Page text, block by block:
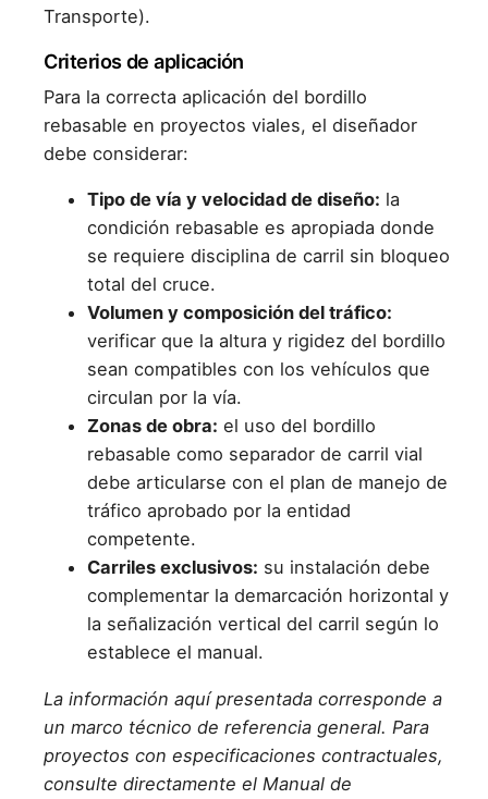
Transporte).
Criterios de aplicación
Para la correcta aplicación del bordillo
rebasable en proyectos viales, el diseñador
debe considerar:
Tipo de vía y velocidad de diseño: la
condición rebasable es apropiada donde
se requiere disciplina de carril sin bloqueo
total del cruce.
Volumen y composición del tráfico:
verificar que la altura y rigidez del bordillo
sean compatibles con los vehículos que
circulan por la vía.
Zonas de obra: el uso del bordillo
rebasable como separador de carril vial
debe articularse con el plan de manejo de
tráfico aprobado por la entidad
competente.
Carriles exclusivos: su instalación debe
complementar la demarcación horizontal y
la señalización vertical del carril según lo
establece el manual.
La información aquí presentada corresponde a
un marco técnico de referencia general. Para
proyectos con especificaciones contractuales,
consulte directamente el Manual de